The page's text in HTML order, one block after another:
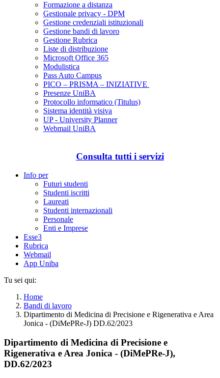
Formazione a distanza
Gestionale privacy - DPM
Gestione credenziali istituzionali
Gestione bandi di lavoro
Gestione Rubrica
Liste di distribuzione
Microsoft Office 365
Modulistica
Pass Auto Campus
PICO – PRISMA – INIZIATIVE
Presenze UniBA
Protocollo informatico (Titulus)
Sistema identità visiva
UP - University Planner
Webmail UniBA
Consulta tutti i servizi
Info per
Futuri studenti
Studenti iscritti
Laureati
Studenti internazionali
Personale
Enti e Imprese
Esse3
Rubrica
Webmail
App Uniba
Tu sei qui:
Home
Bandi di lavoro
Dipartimento di Medicina di Precisione e Rigenerativa e Area
Jonica - (DiMePRe-J) DD.62/2023
Dipartimento di Medicina di Precisione e
Rigenerativa e Area Jonica - (DiMePRe-J),
DD.62/2023